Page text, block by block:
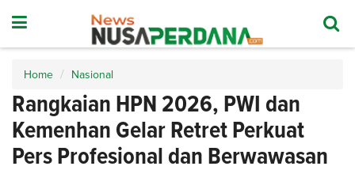
Home Nasional
Rangkaian HPN 2026, PWI dan
Kemenhan Gelar Retret Perkuat
Pers Profesional dan Berwawasan